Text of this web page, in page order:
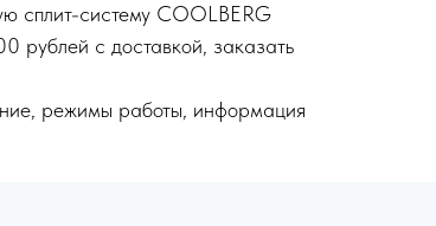
сплит-систему COOLBERG
рублей с доставкой, заказать
режимы работы, информация